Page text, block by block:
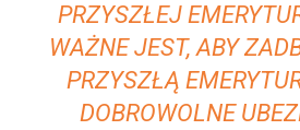
PRZYSZŁEJ
WAŻNE JEST, ABY
PRZYSZŁĄ
DOBROWOLNE